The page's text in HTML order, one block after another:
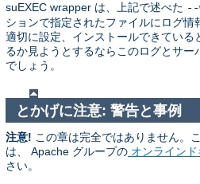
suEXEC wrapper は、上記で述べた --
ションで指定されたファイルにログ
適切に設定、インストールできている
るか見ようとするならこのログとサ
でしょう。
とかげに注意: 警告と事例
注意! この章は完全ではありません。
は、 Apache グループの オンラインド
さい。